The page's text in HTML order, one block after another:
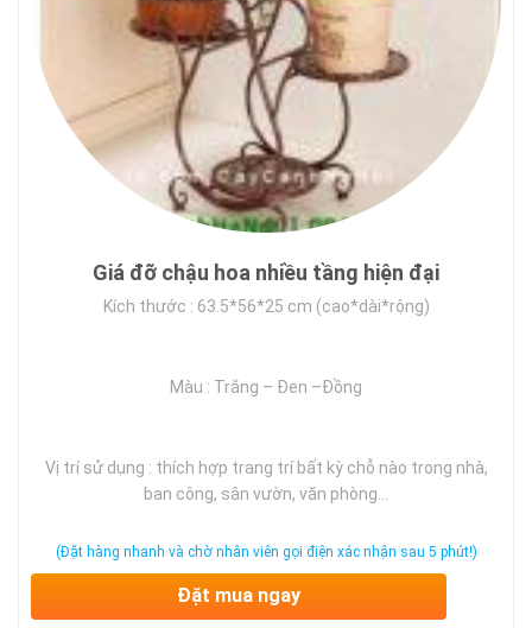
Giá đỡ chậu hoa nhiều tầng hiện đại
Kích thước : 63.5*56*25 cm (cao*dài*rộng)
Màu : Trắng – Đen –Đồng
Vị trí sử dụng : thích hợp trang trí bất kỳ chỗ nào trong nhà,
ban công, sân vườn, văn phòng…
(Đặt hàng nhanh và chờ nhân viên gọi điện xác nhận sau 5 phút!)
Đặt mua ngay